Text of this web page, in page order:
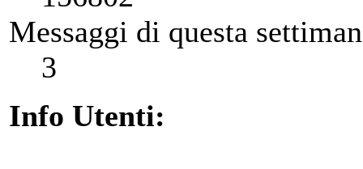
Messaggi di questa
3
Info Utenti: